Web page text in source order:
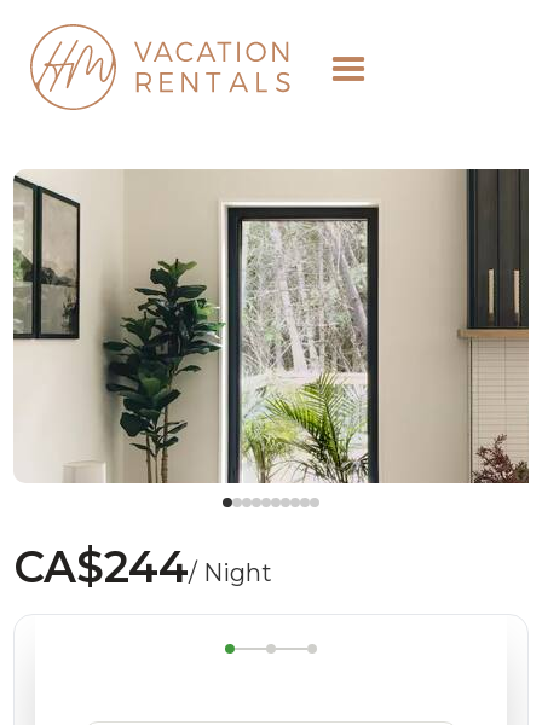
CA$244/ Night